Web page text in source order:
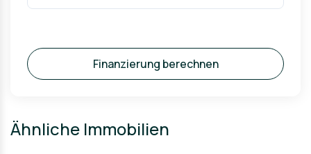
Finanzierung berechnen
Ähnliche Immobilien